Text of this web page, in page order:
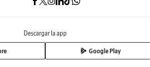
Descargar la app
Google Play